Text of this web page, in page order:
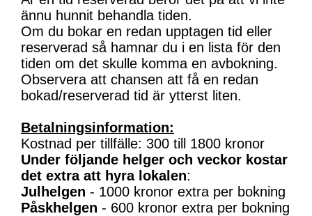
ännu hunnit behandla tiden.
Om du bokar en redan upptagen tid eller
reserverad så hamnar du i en lista för den
tiden om det skulle komma en avbokning.
Observera att chansen att få en redan
bokad/reserverad tid är ytterst liten.
Betalningsinformation:
Kostnad per tillfälle: 300 till 1800 kronor
Under följande helger och veckor kostar
det extra att hyra lokalen:
Julhelgen - 1000 kronor extra per bokning
Påskhelgen - 600 kronor extra per bokning